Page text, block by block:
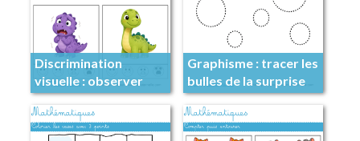
Discrimination
visuelle : observer
puis entourer
Graphisme : tracer les
bulles de la surprise